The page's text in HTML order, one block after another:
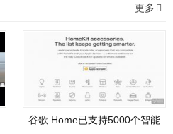
更多
谷歌 Home已支持5000个智能